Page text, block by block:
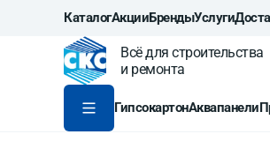
КаталогАкцииБрендыУслуги
Всё для строительства
и ремонта
ГипсокартонАквапанели